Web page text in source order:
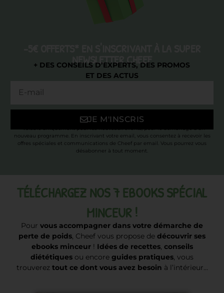
NEWSLETTER CHEEF
+ DES CONSEILS D’EXPERTS, DES PROMOS
ET DES ACTUS
JE M'INSCRIS
* Valable uniquement pour les nouveaux clients, pour le démarrage d’un
nouveau programme. En inscrivant votre email, vous consentez à recevoir les
offres spéciales et communications de Cheef par email. Vous pourrez vous
désabonner à tout moment.
TÉLÉCHARGEZ NOS 7 EBOOKS SPÉCIAL
MINCEUR !
Pour vous accompagner dans votre démarche de
perte de poids, Cheef vous propose de découvrir ses
ebooks minceur! Idées de recettes, conseils
diététiques ou encore guides pratiques, vous
trouverez tout ce dont vous avez besoin à l’intérieur…